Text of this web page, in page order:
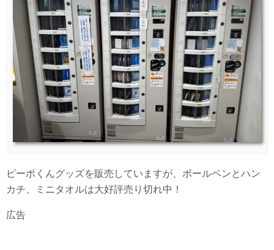
ピーポくんグッズを販売していますが、ボールペンとハン
カチ、ミニタオルは大好評売り切れ中！
広告